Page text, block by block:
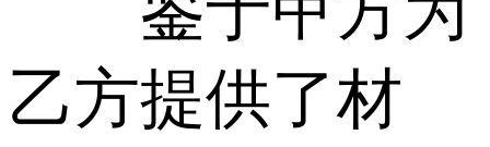
乙方提供了材